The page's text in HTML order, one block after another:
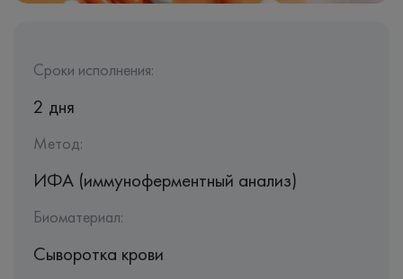
Сроки исполнения:
2 дня
Метод:
ИФА (иммуноферментный анализ)
Биоматериал:
Сыворотка крови